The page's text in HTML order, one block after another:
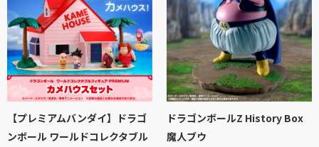
【プレミアムバンダイ】ドラゴ
ンボール ワールドコレクタブル
ドラゴンボールZ History Box
魔人ブウ